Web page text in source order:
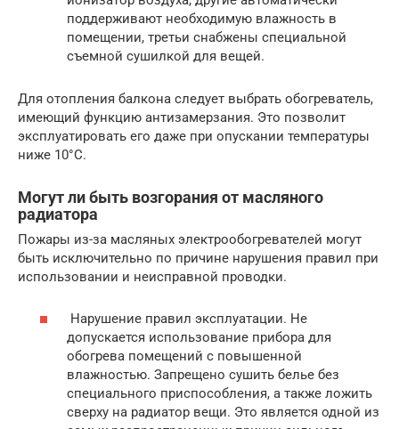
поддерживают необходимую влажность в
помещении, третьи снабжены специальной
съемной сушилкой для вещей.
Для отопления балкона следует выбрать обогреватель,
имеющий функцию антизамерзания. Это позволит
эксплуатировать его даже при опускании температуры
ниже 10°С.
Могут ли быть возгорания от масляного
радиатора
Пожары из-за масляных электрообогревателей могут
быть исключительно по причине нарушения правил при
использовании и неисправной проводки.
Нарушение правил эксплуатации. Не
допускается использование прибора для
обогрева помещений с повышенной
влажностью. Запрещено сушить белье без
специального приспособления, а также ложить
сверху на радиатор вещи. Это является одной из